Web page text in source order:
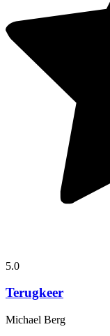
5.0
Terugkeer
Michael Berg